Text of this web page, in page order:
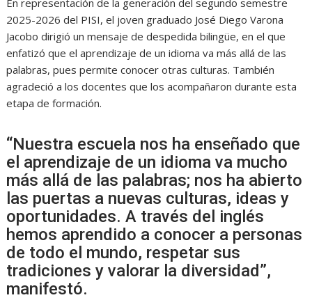
En representación de la generación del segundo semestre
2025-2026 del PISI, el joven graduado José Diego Varona
Jacobo dirigió un mensaje de despedida bilingüe, en el que
enfatizó que el aprendizaje de un idioma va más allá de las
palabras, pues permite conocer otras culturas. También
agradeció a los docentes que los acompañaron durante esta
etapa de formación.
“Nuestra escuela nos ha enseñado que
el aprendizaje de un idioma va mucho
más allá de las palabras; nos ha abierto
las puertas a nuevas culturas, ideas y
oportunidades. A través del inglés
hemos aprendido a conocer a personas
de todo el mundo, respetar sus
tradiciones y valorar la diversidad”,
manifestó.